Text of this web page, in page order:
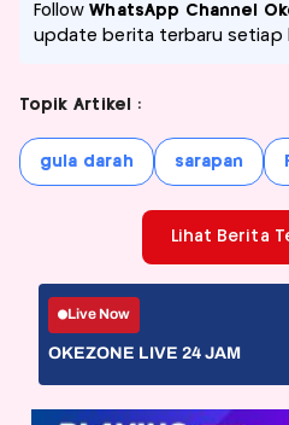
FollowWhatsApp Channel
update berita terbaru setiap
Topik Artikel :
gula darah sarapan
Lihat Berita
Live Now
OKEZONE LIVE 24 JAM